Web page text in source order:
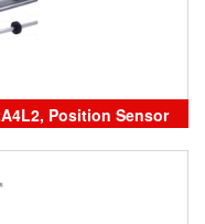
Position Sensor
đại lý